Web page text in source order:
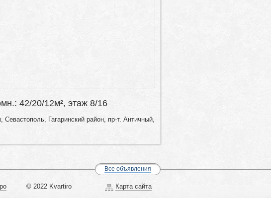
42/20/12м², этаж 8/16
Севастополь, Гагаринский район, пр-т. Античный,
Все объявления
© 2022 Kvartiro Карта сайта